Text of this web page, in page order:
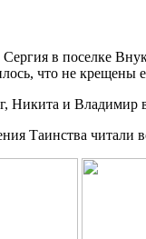
в поселке
что не крещены
Никита и
Таинства читали